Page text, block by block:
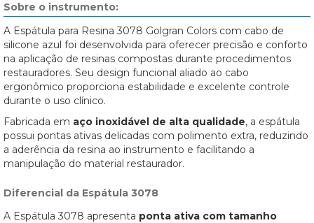
Sobre o instrumento:
A Espátula para Resina 3078 Golgran Colors com cabo de
silicone azul foi desenvolvida para oferecer precisão e conforto
na aplicação de resinas compostas durante procedimentos
restauradores. Seu design funcional aliado ao cabo
ergonômico proporciona estabilidade e excelente controle
durante o uso clínico.
Fabricada em aço inoxidável de alta qualidade, a espátula
possui pontas ativas delicadas com polimento extra, reduzindo
a aderência da resina ao instrumento e facilitando a
manipulação do material restaurador.
Diferencial da Espátula 3078
A Espátula 3078 apresenta ponta ativa com tamanho